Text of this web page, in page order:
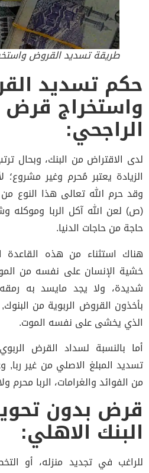
طريقة تسديد القروض
تسديد
قرض
الاقتراض من البنك، وبحال
يعتبر مُحرم وغير مشروع؛
حرم الله تعالى هذا النوع من
الله آكل الربا وموكله
من حاجات الدنيا.
استثناء من هذه القاعدة التي
الإنسان على نفسه من الموت
ولا يجد مايسد به رمقه،
القروض الربوية من البنوك,
يخشى على نفسه الموت.
بالنسبة لسداد القرض الربوي
المبلغ الاصلي من غير ربا, وعدم
والغرامات، الربا محرم ولا
بدون تحويل
الاهلي:
في تجديد منزله، أو التخطيط